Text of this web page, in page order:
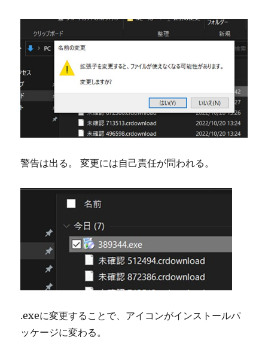
警告は出る。 変更には自己責任が問われる。
.exeに変更することで、アイコンがインストールパ
ッケージに変わる。